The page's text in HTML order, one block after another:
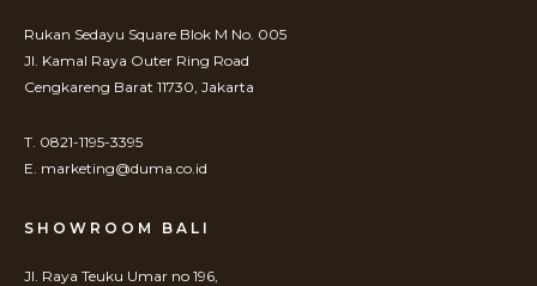
Rukan Sedayu Square Blok M No. 005
Jl. Kamal Raya Outer Ring Road
Cengkareng Barat 11730, Jakarta
T. 0821-1195-3395
E. marketing@duma.co.id
SHOWROOM BALI
Jl. Raya Teuku Umar no 196,